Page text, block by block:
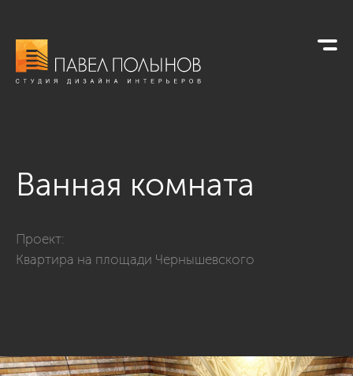
Ванная комната
Проект:
Квартира на площади Чернышевского